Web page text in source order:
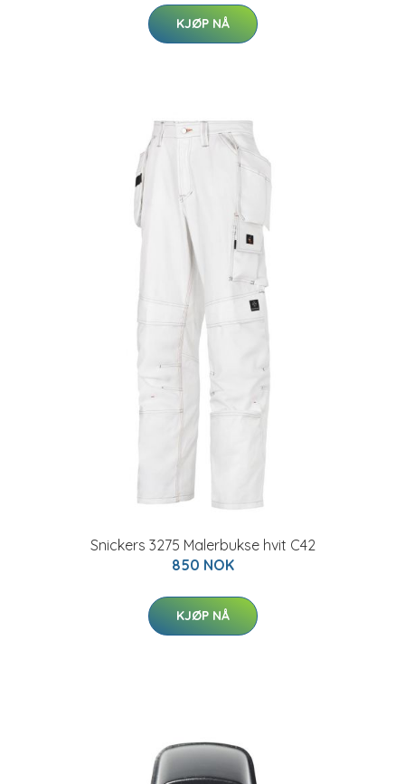
KJØP NÅ
Snickers 3275 Malerbukse hvit C42
850 NOK
KJØP NÅ